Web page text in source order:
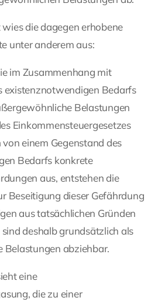
die dagegen erhobene
unter anderem aus:
im Zusammenhang mit
existenznotwendigen Bedarfs
Belastungen
Einkommensteuergesetzes
von einem Gegenstand des
Bedarfs konkrete
aus, entstehen die
Beseitigung dieser Gefährdung
aus tatsächlichen Gründen
deshalb grundsätzlich als
Belastungen abziehbar.
eine
die zu einer